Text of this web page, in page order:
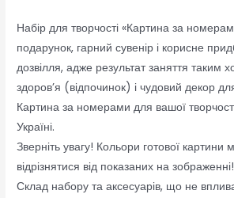
Набір для творчості «Картина за
подарунок, гарний сувенір і корисне
дозвілля, адже результат заняття таким
здоров’я (відпочинок) і чудовий декор
Картина за номерами для вашої
Україні.
Зверніть увагу! Кольори готової картини
відрізнятися від показаних на зображенні!
Склад набору та аксесуарів, що не